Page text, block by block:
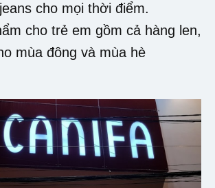
cho mọi thời điểm.
cho trẻ em gồm cả hàng len,
mùa đông và mùa hè